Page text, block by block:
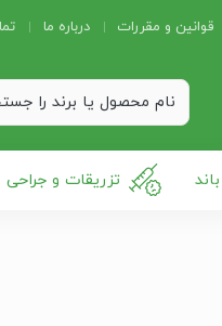
قوانین و مقررات درباره ما
تزریقات و جراحی